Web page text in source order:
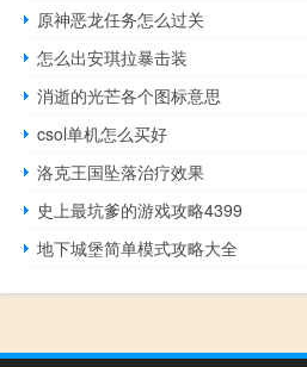
原神恶龙任务怎么过关
怎么出安琪拉暴击装
消逝的光芒各个图标意思
csol单机怎么买好
洛克王国坠落治疗效果
史上最坑爹的游戏攻略4399
地下城堡简单模式攻略大全